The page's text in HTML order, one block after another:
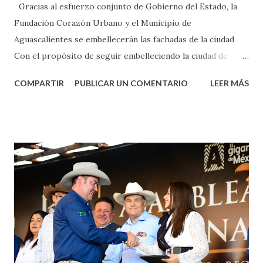
Gracias al esfuerzo conjunto de Gobierno del Estado, la
Fundación Corazón Urbano y el Municipio de
Aguascalientes se embellecerán las fachadas de la ciudad
Con el propósito de seguir embelleciendo la ciudad de
municipal, Leo Montañez dio inicio al programa
Corazón Urbano y el Municipio capital. Leo Montañez
informó que en este programa se usarán cerca de 90 mil
metros cuadrados de pintura, para dar inicio en la calle
Nieto, entre Jesús F. Elizondo y la calle 22 de Octubre, con
lo que se aplicará pintura en 66 casas. Posteriormente se
llevará este programa a Villas de Nuestra Señora de la
Asunción, Avenida Alameda y Decreto 27 de Septiembre, en
COMPARTIR PUBLICAR UN COMENTARIO LEER MÁS